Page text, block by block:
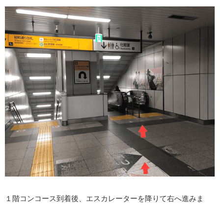
１階コンコース到着後、エスカレーターを降りて右へ進みま